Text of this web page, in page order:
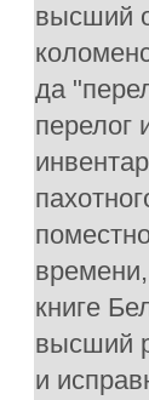
высший
да
перелог
книге
высший
и